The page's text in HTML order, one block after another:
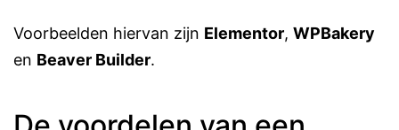
Voorbeelden hiervan zijn Elementor, WPBakery
en Beaver Builder.